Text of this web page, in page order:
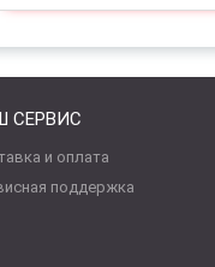
СЕРВИС
и оплата
поддержка